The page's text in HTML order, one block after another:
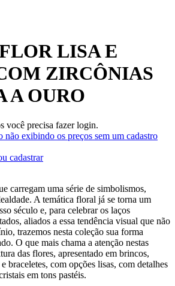
LISA E
ZIRCÔNIAS
A OURO
você precisa fazer login.
não exibindo os preços sem um cadastro
cadastrar
carregam uma série de simbolismos,
A temática floral já se torna um
século e, para celebrar os laços
aliados a essa tendência visual que não
trazemos nesta coleção sua forma
O que mais chama a atenção nestas
das flores, apresentado em brincos,
braceletes, com opções lisas, com detalhes
em tons pastéis.